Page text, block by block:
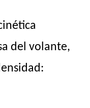
del volante,